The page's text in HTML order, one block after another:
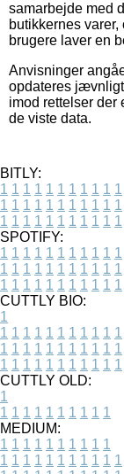
samarbejde med
butikkernes
brugere laver en
Anvisninger
opdateres
imod rettelser der
de viste data.
BITLY:
1 1 1 1 1 1 1 1 1 1 1
1 1 1 1 1 1 1 1 1 1 1
1 1 1 1 1 1 1 1 1 1 1
SPOTIFY:
1 1 1 1 1 1 1 1 1 1 1
1 1 1 1 1 1 1 1 1 1 1
1 1 1 1 1 1 1 1 1 1 1
CUTTLY BIO:
1
1 1 1 1 1 1 1 1 1 1 1
1 1 1 1 1 1 1 1 1 1 1
1 1 1 1 1 1 1 1 1 1 1
CUTTLY OLD:
1
1 1 1 1 1 1 1 1 1 1
MEDIUM:
1 1 1 1 1 1 1 1 1 1
1 1 1 1 1 1 1 1 1 1 1